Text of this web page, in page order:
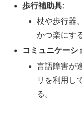
歩行補助具:
杖や歩行器
かつ楽にす
コミュニケーシ
言語障害が
リを利用し
る。